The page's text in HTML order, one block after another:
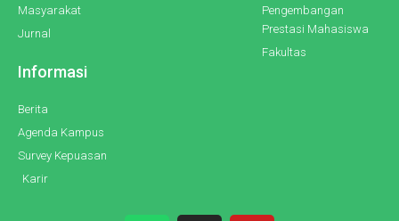
Masyarakat
Jurnal
Pengembangan
Prestasi Mahasiswa
Fakultas
Informasi
Berita
Agenda Kampus
Survey Kepuasan
Karir